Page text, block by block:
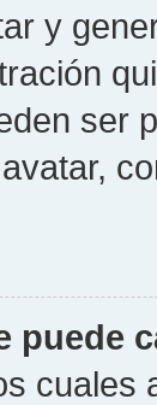
y
ser
puede
cuales